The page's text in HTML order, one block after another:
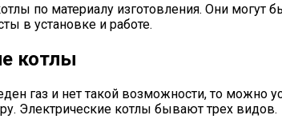
по материалу изготовления. Они
в установке и работе.
котлы
газ и нет такой возможности, то можно
Электрические котлы бывают трех видов.